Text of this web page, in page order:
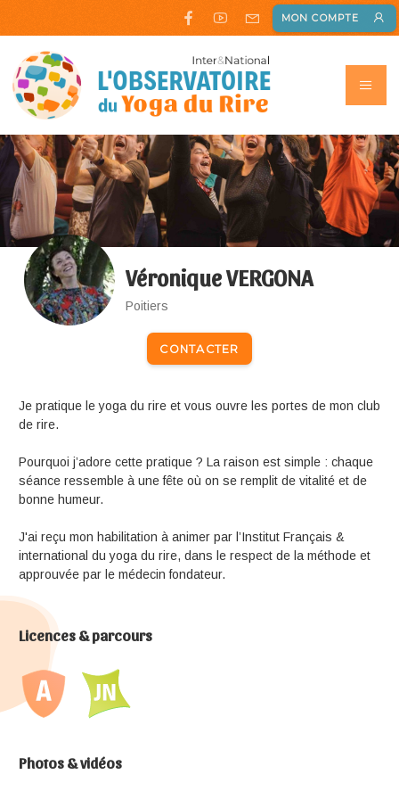
MON COMPTE
Véronique VERGONA
Poitiers
CONTACTER
Je pratique le yoga du rire et vous ouvre les portes de mon club
de rire.
Pourquoi j’adore cette pratique ? La raison est simple : chaque
séance ressemble à une fête où on se remplit de vitalité et de
bonne humeur.
J'ai reçu mon habilitation à animer par l’Institut Français &
international du yoga du rire, dans le respect de la méthode et
approuvée par le médecin fondateur.
Licences & parcours
Photos & vidéos